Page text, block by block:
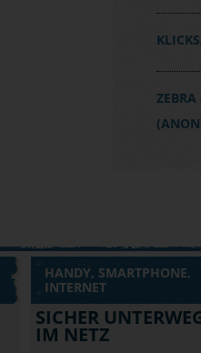
ZEBRA
HANDY, SMARTPHONE,
INTERNET
SICHER
IM NETZ